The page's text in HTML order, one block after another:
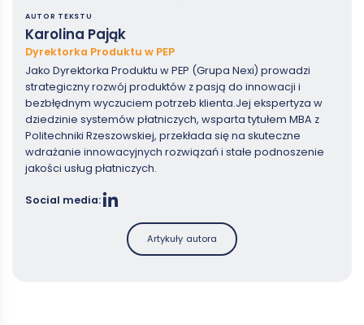
AUTOR TEKSTU
Karolina Pająk
Dyrektorka Produktu w PEP
Jako Dyrektorka Produktu w PEP (Grupa Nexi) prowadzi
strategiczny rozwój produktów z pasją do innowacji i
bezbłędnym wyczuciem potrzeb klienta.Jej ekspertyza w
dziedzinie systemów płatniczych, wsparta tytułem MBA z
Politechniki Rzeszowskiej, przekłada się na skuteczne
wdrażanie innowacyjnych rozwiązań i stałe podnoszenie
jakości usług płatniczych.
Social media:
Artykuły autora